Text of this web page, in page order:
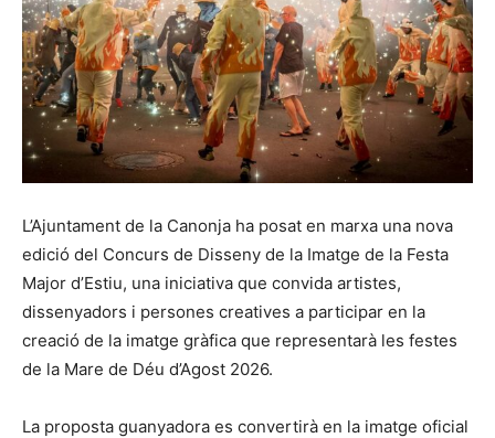
L’Ajuntament de la Canonja ha posat en marxa una nova
edició del Concurs de Disseny de la Imatge de la Festa
Major d’Estiu, una iniciativa que convida artistes,
dissenyadors i persones creatives a participar en la
creació de la imatge gràfica que representarà les festes
de la Mare de Déu d’Agost 2026.
La proposta guanyadora es convertirà en la imatge oficial